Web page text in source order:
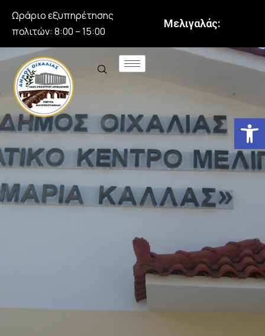
Ωράριο εξυπηρέτησης
πολιτών: 8:00 – 15:00
Μελιγαλάς: